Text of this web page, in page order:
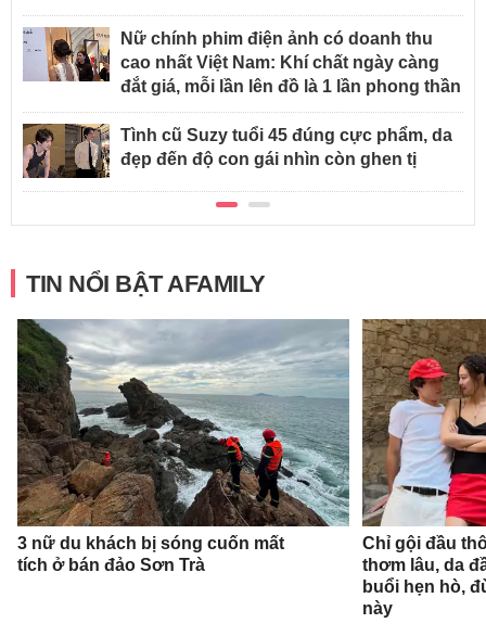
Nữ chính phim điện ảnh có doanh thu
cao nhất Việt Nam: Khí chất ngày càng
đắt giá, mỗi lần lên đồ là 1 lần phong thần
Tình cũ Suzy tuổi 45 đúng cực phẩm, da
đẹp đến độ con gái nhìn còn ghen tị
TIN NỔI BẬT AFAMILY
3 nữ du khách bị sóng cuốn mất
tích ở bán đảo Sơn Trà
Chỉ gội đầu
thơm lâu, da
buổi hẹn hò,
này